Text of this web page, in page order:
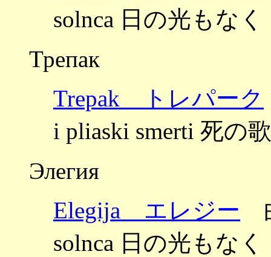
solnca 日の光もなく
Трепак
Trepak トレパーク
i pliaski smerti 死の
Элегия
Elegija エレジー
solnca 日の光もなく